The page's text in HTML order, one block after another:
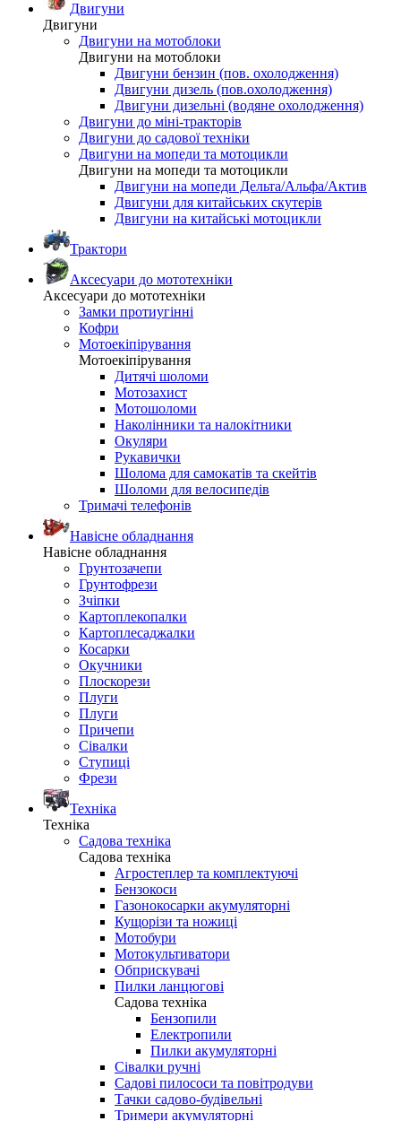
Двигуни
Двигуни
Двигуни на мотоблоки
Двигуни на мотоблоки
Двигуни бензин (пов. охолодження)
Двигуни дизель (пов.охолодження)
Двигуни дизельні (водяне охолодження)
Двигуни до міні-тракторів
Двигуни до садової техніки
Двигуни на мопеди та мотоцикли
Двигуни на мопеди та мотоцикли
Двигуни на мопеди Дельта/Альфа/Актив
Двигуни для китайських скутерів
Двигуни на китайські мотоцикли
Трактори
Аксесуари до мототехніки
Аксесуари до мототехніки
Замки протиугінні
Кофри
Мотоекіпірування
Мотоекіпірування
Дитячі шоломи
Мотозахист
Мотошоломи
Наколінники та налокітники
Окуляри
Рукавички
Шолома для самокатів та скейтів
Шоломи для велосипедів
Тримачі телефонів
Навісне обладнання
Навісне обладнання
Грунтозачепи
Грунтофрези
Зчіпки
Картоплекопалки
Картоплесаджалки
Косарки
Окучники
Плоскорези
Плуги
Плуги
Причепи
Сівалки
Ступиці
Фрези
Техніка
Техніка
Садова техніка
Садова техніка
Агростеплер та комплектуючі
Бензокоси
Газонокосарки акумуляторні
Кущорізи та ножиці
Мотобури
Мотокультиватори
Обприскувачі
Пилки ланцюгові
Садова техніка
Бензопили
Електропили
Пилки акумуляторні
Сівалки ручні
Садові пилососи та повітродуви
Тачки садово-будівельні
Тримери акумуляторні